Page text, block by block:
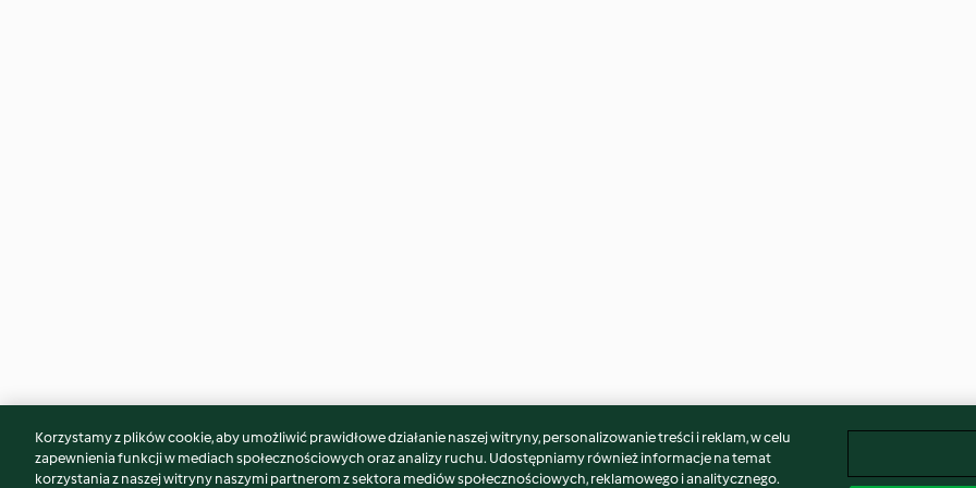
Może spodoba Ci się również...
Korzystamy z plików cookie, aby umożliwić prawidłowe działanie naszej witryny, personalizowanie treści i reklam, w celu
zapewnienia funkcji w mediach społecznościowych oraz analizy ruchu. Udostępniamy również informacje na temat
korzystania z naszej witryny naszymi partnerom z sektora mediów społecznościowych, reklamowego i analitycznego.